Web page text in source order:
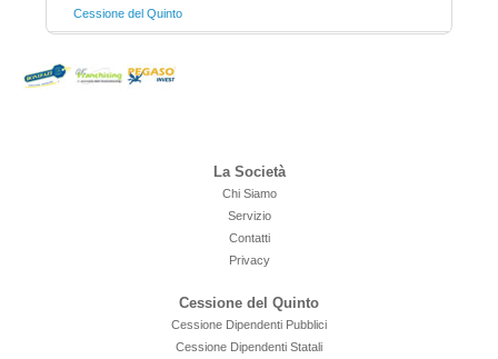
Cessione del Quinto
La Società
Chi Siamo
Servizio
Contatti
Privacy
Cessione del Quinto
Cessione Dipendenti Pubblici
Cessione Dipendenti Statali